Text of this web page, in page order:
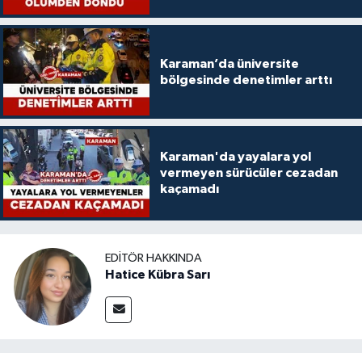
Karaman’da üniversite
bölgesinde denetimler arttı
Karaman'da yayalara yol
vermeyen sürücüler cezadan
kaçamadı
EDITÖR HAKKINDA
Hatice Kübra Sarı